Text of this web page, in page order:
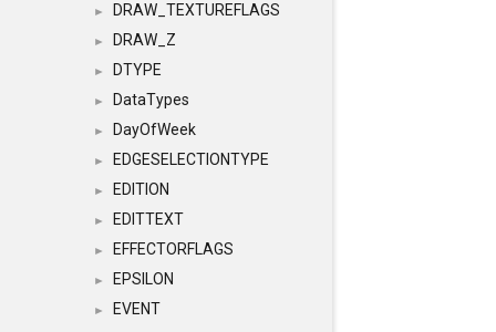
► DRAW_TEXTUREFLAGS
► DRAW_Z
► DTYPE
► DataTypes
► DayOfWeek
► EDGESELECTIONTYPE
► EDITION
► EDITTEXT
► EFFECTORFLAGS
► EPSILON
►
EVENT